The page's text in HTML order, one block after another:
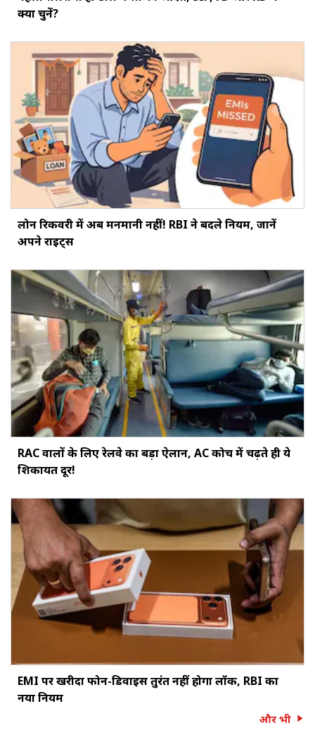
क्या चुनें?
लोन रिकवरी में अब मनमानी नहीं! RBI ने बदले नियम, जानें
अपने राइट्स
RAC वालों के लिए रेलवे का बड़ा ऐलान, AC कोच में चढ़ते ही ये
शिकायत दूर!
EMI पर खरीदा फोन-डिवाइस तुरंत नहीं होगा लॉक, RBI का
नया नियम
और भी